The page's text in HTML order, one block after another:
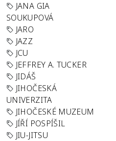
JANA GIA
SOUKUPOVÁ
JARO
JAZZ
JCU
JEFFREY A. TUCKER
JIDÁŠ
JIHOČESKÁ
UNIVERZITA
JIHOČESKÉ MUZEUM
JÍŘÍ POSPÍŠIL
JIU-JITSU